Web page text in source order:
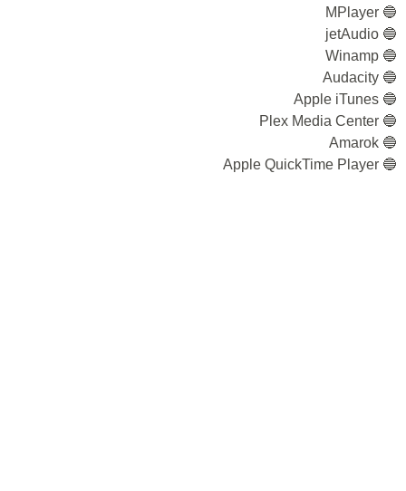
🔵 MPlayer
🔵 jetAudio
🔵 Winamp
🔵 Audacity
🔵 Apple iTunes
🔵 Plex Media Center
🔵 Amarok
🔵 Apple QuickTime Player